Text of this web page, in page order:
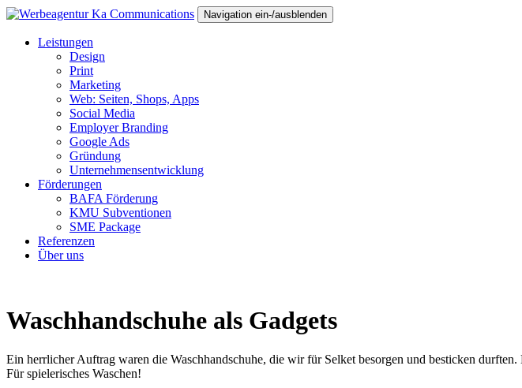
Navigation ein-/ausblenden
Leistungen
Design
Print
Marketing
Web: Seiten, Shops, Apps
Social Media
Employer Branding
Google Ads
Gründung
Unternehmensentwicklung
Förderungen
BAFA Förderung
KMU Subventionen
SME Package
Referenzen
Über uns
Waschhandschuhe als Gadgets
Ein herrlicher Auftrag waren die Waschhandschuhe, die wir für Selket besorgen und besticken
Für spielerisches Waschen!